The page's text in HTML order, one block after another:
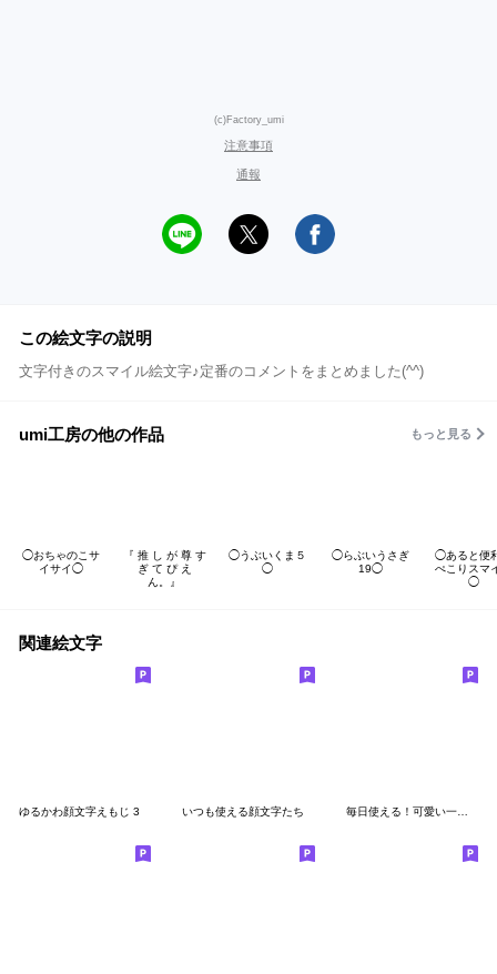
(c)Factory_umi
注意事項
通報
この絵文字の説明
文字付きのスマイル絵文字♪定番のコメントをまとめました(^^)
umi工房の他の作品 もっと見る
◯おちゃのこサ
イサイ◯
『 推 し が 尊 す
ぎ て ぴ え
ん。』
◯うぶいくま５
◯
◯らぶいうさぎ
19◯
◯あると便
ぺこりスマ
◯
関連絵文字
ゆるかわ顔文字えもじ 3 いつも使える顔文字たち 毎日使える！可愛い一言絵文字☆